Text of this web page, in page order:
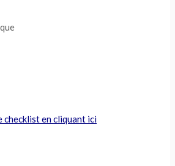
checklist en cliquant ici